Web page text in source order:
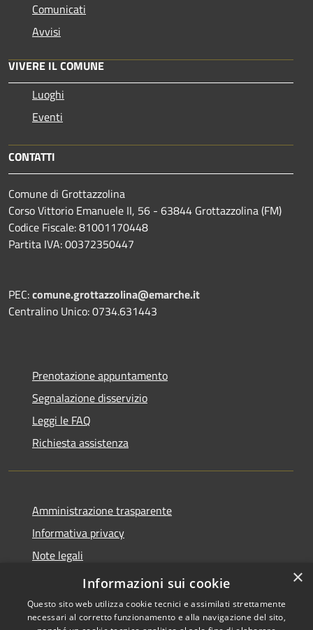
Comunicati
Avvisi
VIVERE IL COMUNE
Luoghi
Eventi
CONTATTI
Comune di Grottazzolina
Corso Vittorio Emanuele II, 56 - 63844 Grottazzolina (FM)
Codice Fiscale: 81001170448
Partita IVA: 00372350447
PEC:comune.grottazzolina@emarche.it
Centralino Unico: 0734.631443
Prenotazione appuntamento
Segnalazione disservizio
Leggi le FAQ
Richiesta assistenza
Amministrazione trasparente
Informativa privacy
Note legali
Dichiarazione di accessibilità
×
Informazioni sui cookie
Questo sito web utilizza cookie tecnici e assimilati strettamente
necessari al corretto funzionamento e alla navigazione del sito,